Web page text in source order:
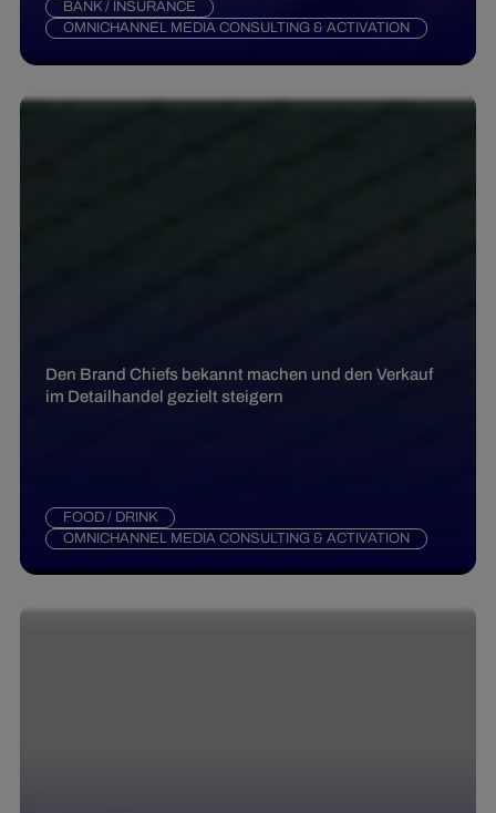
BANK / INSURANCE
OMNICHANNEL MEDIA CONSULTING & ACTIVATION
Den Brand Chiefs bekannt machen und den Verkauf
im Detailhandel gezielt steigern
FOOD / DRINK
OMNICHANNEL MEDIA CONSULTING & ACTIVATION